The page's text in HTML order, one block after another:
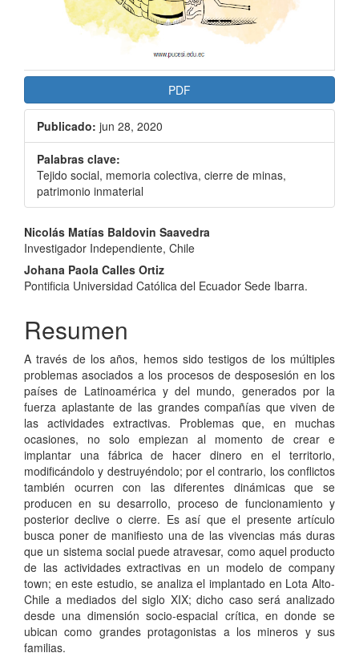
PDF
Publicado: jun 28, 2020
Palabras clave:
Tejido social, memoria colectiva, cierre de minas,
patrimonio inmaterial
Contenido
principal
del
artículo
Nicolás Matías Baldovin Saavedra
Investigador Independiente, Chile
Johana Paola Calles Ortiz
Pontificia Universidad Católica del Ecuador Sede Ibarra.
Resumen
A través de los años, hemos sido testigos de los múltiples
problemas asociados a los procesos de desposesión en los
países de Latinoamérica y del mundo, generados por la
fuerza aplastante de las grandes compañías que viven de
las actividades extractivas. Problemas que, en muchas
ocasiones, no solo empiezan al momento de crear e
implantar una fábrica de hacer dinero en el territorio,
modificándolo y destruyéndolo; por el contrario, los conflictos
también ocurren con las diferentes dinámicas que se
producen en su desarrollo, proceso de funcionamiento y
posterior declive o cierre. Es así que el presente artículo
busca poner de manifiesto una de las vivencias más duras
que un sistema social puede atravesar, como aquel producto
de las actividades extractivas en un modelo de company
town; en este estudio, se analiza el implantado en Lota Alto-
Chile a mediados del siglo XIX; dicho caso será analizado
desde una dimensión socio-espacial crítica, en donde se
ubican como grandes protagonistas a los mineros y sus
familias.